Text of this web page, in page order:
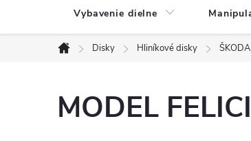
Vybavenie dielne
Domov
Disky Hliníkové disky ŠKODA
MODEL